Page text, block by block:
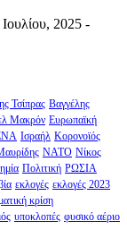
Ιουλίου, 2025 -
Τσίπρας Βαγγέλης
Μακρόν Ευρωπαϊκή
Ισραήλ Κορονοϊός
ΝΑΤΟ Νίκος
Πολιτική ΡΩΣΙΑ
εκλογές εκλογές 2023
κρίση
υποκλοπές φυσικό αέριο